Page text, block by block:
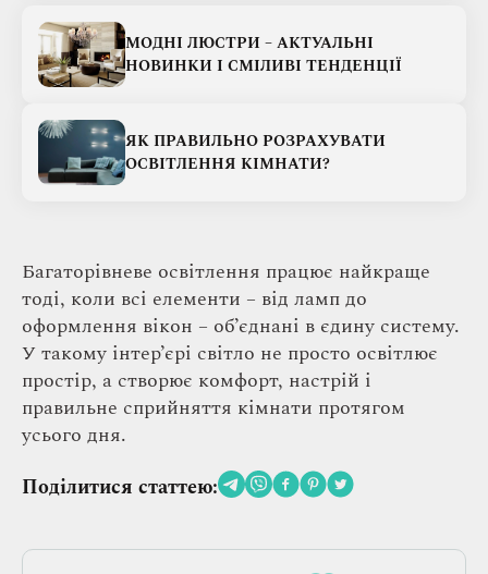
МОДНІ ЛЮСТРИ – АКТУАЛЬНІ
НОВИНКИ І СМІЛИВІ ТЕНДЕНЦІЇ
ЯК ПРАВИЛЬНО РОЗРАХУВАТИ
ОСВІТЛЕННЯ КІМНАТИ?
Багаторівневе освітлення працює найкраще
тоді, коли всі елементи – від ламп до
оформлення вікон – об’єднані в єдину систему.
У такому інтер’єрі світло не просто освітлює
простір, а створює комфорт, настрій і
правильне сприйняття кімнати протягом
усього дня.
Поділитися статтею: